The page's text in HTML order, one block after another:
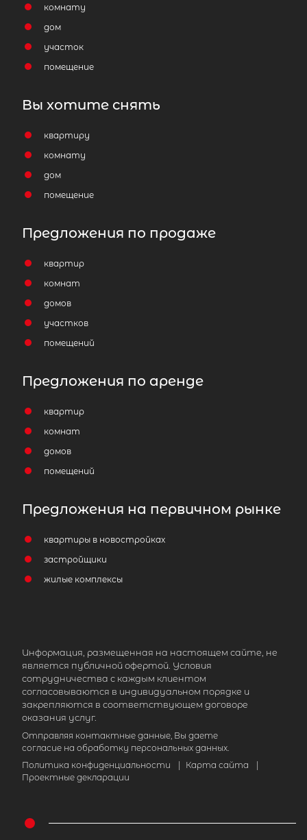
комнату
дом
участок
помещение
Вы хотите снять
квартиру
комнату
дом
помещение
Предложения по продаже
квартир
комнат
домов
участков
помещений
Предложения по аренде
квартир
комнат
домов
помещений
Предложения на первичном рынке
квартиры в новостройках
застройщики
жилые комплексы
Информация, размещенная на настоящем сайте, не
является публичной офертой. Условия
сотрудничества с каждым клиентом
согласовываются в индивидуальном порядке и
закрепляются в соответствующем договоре
оказания услуг.
Отправляя контактные данные, Вы даете
согласие на обработку персональных данных.
Политика конфиденциальности
Карта сайта
Проектные декларации